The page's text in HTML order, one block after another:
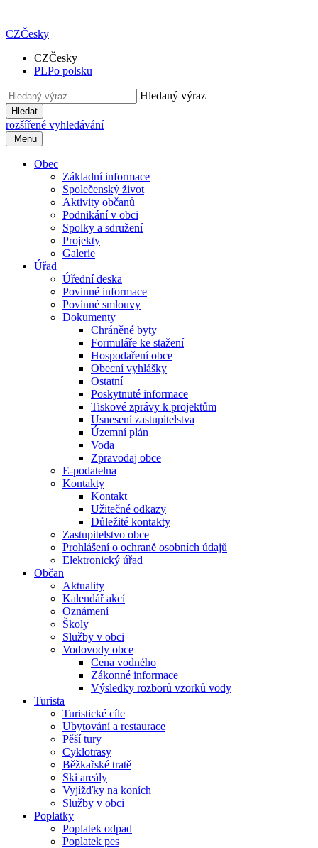
CZČesky
CZČesky
PLPo polsku
Hledaný výraz
Hledat
rozšířené vyhledávání
Menu
Obec
Základní informace
Společenský život
Aktivity občanů
Podnikání v obci
Spolky a sdružení
Projekty
Galerie
Úřad
Úřední deska
Povinné informace
Povinné smlouvy
Dokumenty
Chráněné byty
Formuláře ke stažení
Hospodaření obce
Obecní vyhlášky
Ostatní
Poskytnuté informace
Tiskové zprávy k projektům
Usnesení zastupitelstva
Územní plán
Voda
Zpravodaj obce
E-podatelna
Kontakty
Kontakt
Užitečné odkazy
Důležité kontakty
Zastupitelstvo obce
Prohlášení o ochraně osobních údajů
Elektronický úřad
Občan
Aktuality
Kalendář akcí
Oznámení
Školy
Služby v obci
Vodovody obce
Cena vodného
Zákonné informace
Výsledky rozborů vzorků vody
Turista
Turistické cíle
Ubytování a restaurace
Pěší tury
Cyklotrasy
Běžkařské tratě
Ski areály
Vyjížďky na koních
Služby v obci
Poplatky
Poplatek odpad
Poplatek pes